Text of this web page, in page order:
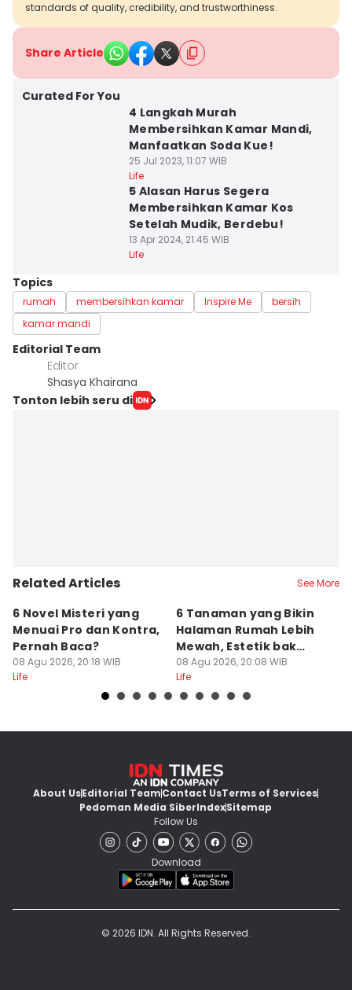
standards of quality, credibility, and trustworthiness.
Share Article
Curated For You
4 Langkah Murah
Membersihkan Kamar Mandi,
Manfaatkan Soda Kue!
25 Jul 2023, 11:07 WIB
Life
5 Alasan Harus Segera
Membersihkan Kamar Kos
Setelah Mudik, Berdebu!
13 Apr 2024, 21:45 WIB
Life
Topics
rumah membersihkan kamar Inspire Me
bersih
kamar mandi
Editorial Team
Editor
Shasya Khairana
Tonton lebih seru di
Related Articles See More
6 Novel Misteri yang
Menuai Pro dan Kontra,
Pernah Baca?
08 Agu 2026, 20:18 WIB
Life
6 Tanaman yang Bikin
Halaman Rumah Lebih
Mewah, Estetik bak
Resor
08 Agu 2026, 20:08 WIB
Life
About UsEditorial TeamContact UsTerms of Services
Pedoman Media SiberIndexSitemap
Follow Us
Download
© 2026 IDN. All Rights Reserved.